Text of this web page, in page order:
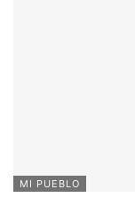
MI PUEBLO